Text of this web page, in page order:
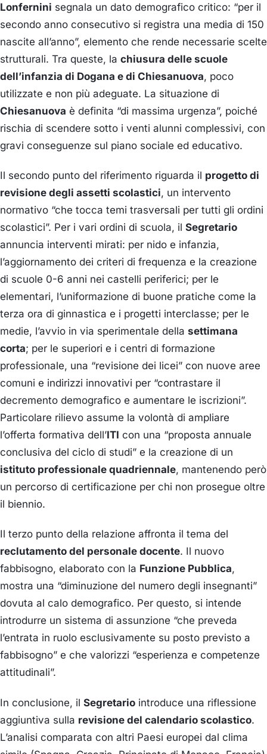
Lonfernini segnala un dato demografico critico: “per il
secondo anno consecutivo si registra una media di 150
nascite all’anno”, elemento che rende necessarie scelte
strutturali. Tra queste, la chiusura delle scuole
dell’infanzia di Dogana e di Chiesanuova, poco
utilizzate e non più adeguate. La situazione di
Chiesanuova è definita “di massima urgenza”, poiché
rischia di scendere sotto i venti alunni complessivi, con
gravi conseguenze sul piano sociale ed educativo.
Il secondo punto del riferimento riguarda il progetto di
revisione degli assetti scolastici, un intervento
normativo “che tocca temi trasversali per tutti gli ordini
scolastici”. Per i vari ordini di scuola, il Segretario
annuncia interventi mirati: per nido e infanzia,
l’aggiornamento dei criteri di frequenza e la creazione
di scuole 0-6 anni nei castelli periferici; per le
elementari, l’uniformazione di buone pratiche come la
terza ora di ginnastica e i progetti interclasse; per le
medie, l’avvio in via sperimentale della settimana
corta; per le superiori e i centri di formazione
professionale, una “revisione dei licei” con nuove aree
comuni e indirizzi innovativi per “contrastare il
decremento demografico e aumentare le iscrizioni”.
Particolare rilievo assume la volontà di ampliare
l’offerta formativa dell’ITI con una “proposta annuale
conclusiva del ciclo di studi” e la creazione di un
istituto professionale quadriennale, mantenendo però
un percorso di certificazione per chi non prosegue oltre
il biennio.
Il terzo punto della relazione affronta il tema del
reclutamento del personale docente. Il nuovo
fabbisogno, elaborato con la Funzione Pubblica,
mostra una “diminuzione del numero degli insegnanti”
dovuta al calo demografico. Per questo, si intende
introdurre un sistema di assunzione “che preveda
l’entrata in ruolo esclusivamente su posto previsto a
fabbisogno” e che valorizzi “esperienza e competenze
attitudinali”.
In conclusione, il Segretario introduce una riflessione
aggiuntiva sulla revisione del calendario scolastico.
L’analisi comparata con altri Paesi europei dal clima